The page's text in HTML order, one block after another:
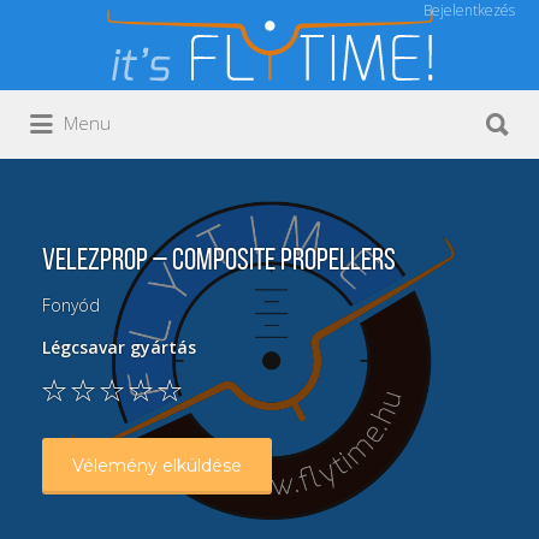
Bejelentkezés
Keresés:
Menu
VelezProp – Composite Propellers
Fonyód
Légcsavar gyártás
Vélemény elküldése